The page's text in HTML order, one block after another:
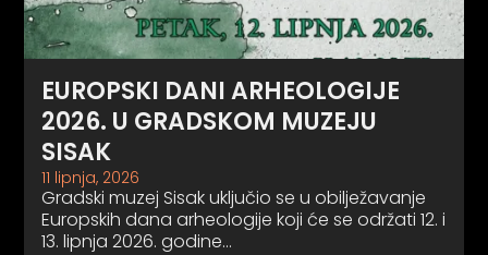
EUROPSKI DANI ARHEOLOGIJE
2026. U GRADSKOM MUZEJU
SISAK
11 lipnja, 2026
Gradski muzej Sisak uključio se u obilježavanje
Europskih dana arheologije koji će se održati 12. i
13. lipnja 2026. godine…